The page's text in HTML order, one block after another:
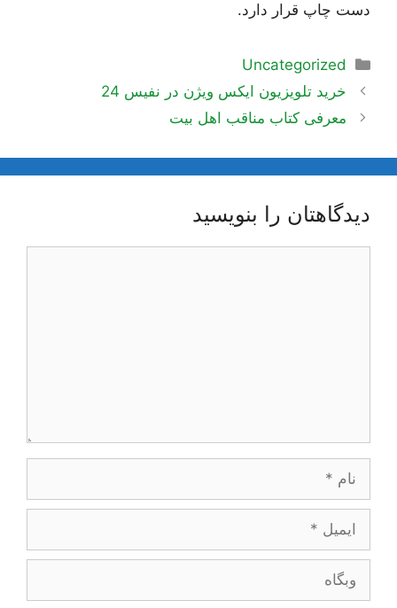
دست چاپ قرار دارد.
دسته‌ها
Uncategorized
ناوبری
نوشته‌ها
خرید تلویزیون ایکس ویژن در نفیس 24
معرفی کتاب مناقب اهل بیت
دیدگاهتان را بنویسید
ایمیل
وبگاه